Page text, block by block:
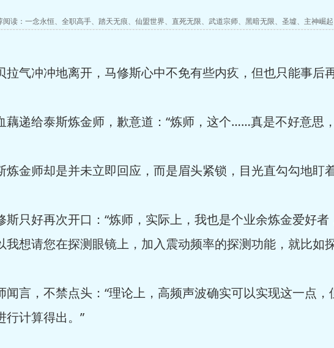
读： 一念永恒、 全职高手、 踏天无痕、 仙盟世界、 直死无限、 武道宗师、 黑暗无限、 圣墟、 主神崛起
拉气冲冲地离开，马修斯心中不免有些内疚，但也只能事后再
藕递给泰斯炼金师，歉意道：“炼师，这个……真是不好意思
炼金师却是并未立即回应，而是眉头紧锁，目光直勾勾地盯
斯只好再次开口：“炼师，实际上，我也是个业余炼金爱好
我想请您在探测眼镜上，加入震动频率的探测功能，就比如
闻言，不禁点头：“理论上，高频声波确实可以实现这一点
行计算得出。”